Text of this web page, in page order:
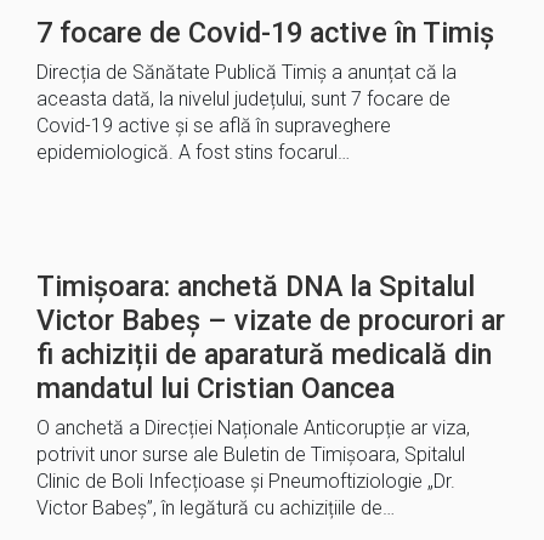
7 focare de Covid-19 active în Timiș
Direcția de Sănătate Publică Timiș a anunțat că la
aceasta dată, la nivelul județului, sunt 7 focare de
Covid-19 active și se află în supraveghere
epidemiologică. A fost stins focarul…
Timișoara: anchetă DNA la Spitalul
Victor Babeș – vizate de procurori ar
fi achiziții de aparatură medicală din
mandatul lui Cristian Oancea
O anchetă a Direcției Naționale Anticorupție ar viza,
potrivit unor surse ale Buletin de Timișoara, Spitalul
Clinic de Boli Infecțioase și Pneumoftiziologie „Dr.
Victor Babeș”, în legătură cu achizițiile de…